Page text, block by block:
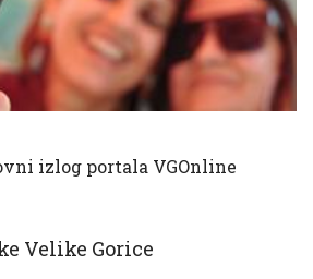
izlog portala VGOnline
Velike Gorice